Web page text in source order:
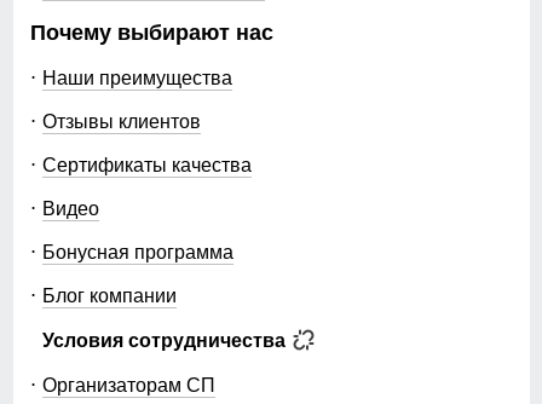
Почему выбирают нас
Наши преимущества
Отзывы клиентов
Сертификаты качества
Видео
Бонусная программа
Блог компании
Условия сотрудничества
Организаторам СП